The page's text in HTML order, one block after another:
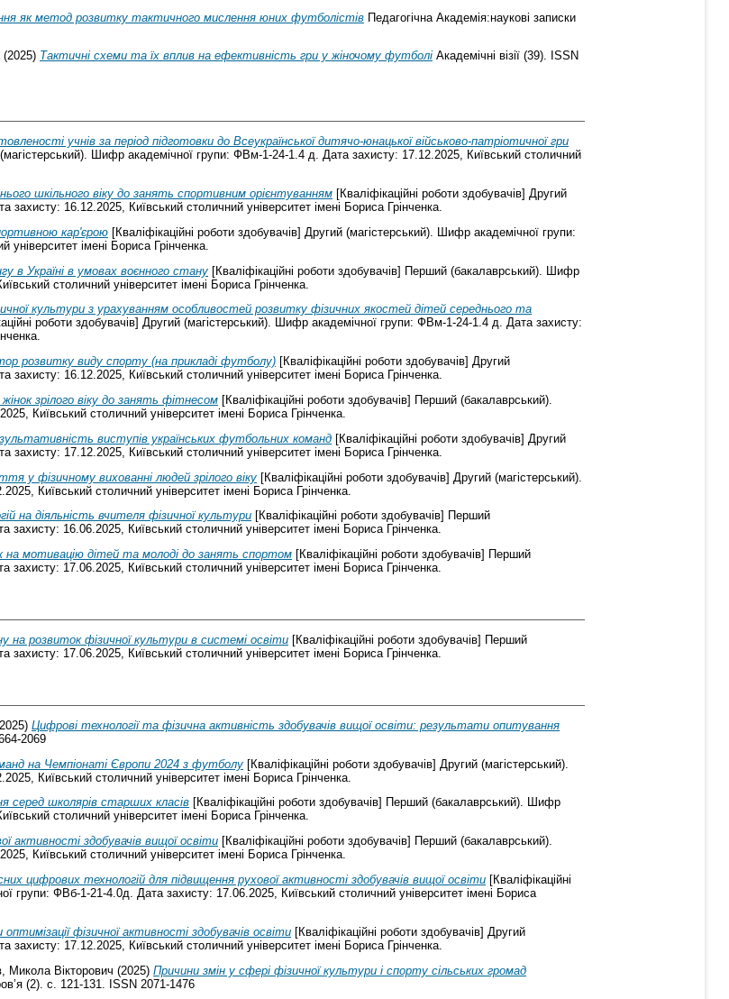
як метод розвитку тактичного мислення юних футболістів Педагогічна Академія:наукові записки
(2025) Тактичні схеми та їх вплив на ефективність гри у жіночому футболі Академічні візії (39). ISSN
учнів за період підготовки до Всеукраїнської дитячо-юнацької військово-патріотичної гри
(магістерський). Шифр академічної групи: ФВм-1-24-1.4 д. Дата захисту: 17.12.2025, Київський столичний
шкільного віку до занять спортивним орієнтуванням [Кваліфікаційні роботи здобувачів] Другий
16.12.2025, Київський столичний університет імені Бориса Грінченка.
кар'єрою [Кваліфікаційні роботи здобувачів] Другий (магістерський). Шифр академічної групи:
імені Бориса Грінченка.
в Україні в умовах воєнного стану [Кваліфікаційні роботи здобувачів] Перший (бакалаврський). Шифр
столичний університет імені Бориса Грінченка.
культури з урахуванням особливостей розвитку фізичних якостей дітей середнього та
роботи здобувачів] Другий (магістерський). Шифр академічної групи: ФВм-1-24-1.4 д. Дата захисту:
розвитку виду спорту (на прикладі футболу) [Кваліфікаційні роботи здобувачів] Другий
16.12.2025, Київський столичний університет імені Бориса Грінченка.
зрілого віку до занять фітнесом [Кваліфікаційні роботи здобувачів] Перший (бакалаврський).
Київський столичний університет імені Бориса Грінченка.
виступів українських футбольних команд [Кваліфікаційні роботи здобувачів] Другий
17.12.2025, Київський столичний університет імені Бориса Грінченка.
у фізичному вихованні людей зрілого віку [Кваліфікаційні роботи здобувачів] Другий (магістерський).
Київський столичний університет імені Бориса Грінченка.
на діяльність вчителя фізичної культури [Кваліфікаційні роботи здобувачів] Перший
16.06.2025, Київський столичний університет імені Бориса Грінченка.
на мотивацію дітей та молоді до занять спортом [Кваліфікаційні роботи здобувачів] Перший
17.06.2025, Київський столичний університет імені Бориса Грінченка.
на розвиток фізичної культури в системі освіти [Кваліфікаційні роботи здобувачів] Перший
17.06.2025, Київський столичний університет імені Бориса Грінченка.
Цифрові технології та фізична активність здобувачів вищої освіти: результати опитування
2069
на Чемпіонаті Європи 2024 з футболу [Кваліфікаційні роботи здобувачів] Другий (магістерський).
Київський столичний університет імені Бориса Грінченка.
серед школярів старших класів [Кваліфікаційні роботи здобувачів] Перший (бакалаврський). Шифр
столичний університет імені Бориса Грінченка.
активності здобувачів вищої освіти [Кваліфікаційні роботи здобувачів] Перший (бакалаврський).
Київський столичний університет імені Бориса Грінченка.
цифрових технологій для підвищення рухової активності здобувачів вищої освіти [Кваліфікаційні
групи: ФВб-1-21-4.0д. Дата захисту: 17.06.2025, Київський столичний університет імені Бориса
фізичної активності здобувачів освіти [Кваліфікаційні роботи здобувачів] Другий
17.12.2025, Київський столичний університет імені Бориса Грінченка.
Микола Вікторович (2025) Причини змін у сфері фізичної культури і спорту cільських громад
(2). с. 121-131. ISSN 2071-1476